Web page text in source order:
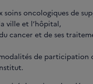
soins oncologiques de
ville et l’hôpital,
cancer et de ses
de participation